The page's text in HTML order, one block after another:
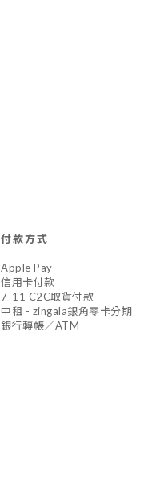
付款方式
Apple Pay
信用卡付款
7-11 C2C取貨付款
中租 - zingala銀角零卡分期
銀行轉帳／ATM